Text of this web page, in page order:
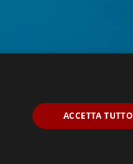
ACCETTA TUTTO